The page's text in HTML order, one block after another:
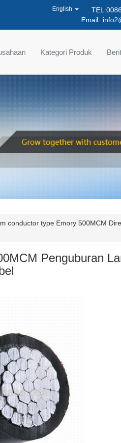
Email:
English
Kategori Produk
conductor type Emory 500MCM
Penguburan